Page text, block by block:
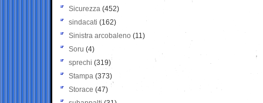
Sicurezza (452)
sindacati (162)
Sinistra arcobaleno (11)
Soru (4)
sprechi (319)
Stampa (373)
Storace (47)